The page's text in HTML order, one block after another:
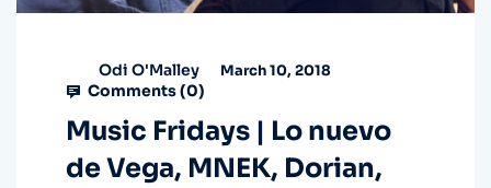
Odi O'Malley March 10, 2018
Comments (0)
Music Fridays | Lo nuevo
de Vega, MNEK, Dorian,